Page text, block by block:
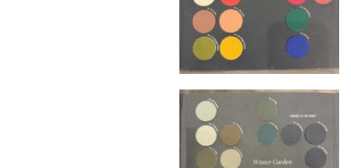
Стандартная доставка по
Москве осуществляется в течение 3-5 рабочих
дней. Для Московской области сроки зависят
от удалённости объекта и варьируются от 5 до
10 рабочих дней. Возможна срочная доставка
при наличии свободных логистических